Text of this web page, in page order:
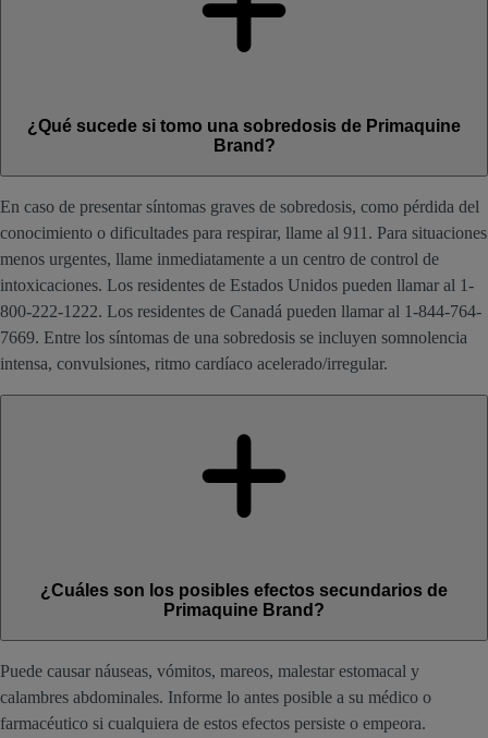
¿Qué sucede si tomo una sobredosis de Primaquine
Brand?
En caso de presentar síntomas graves de sobredosis, como pérdida del
conocimiento o dificultades para respirar, llame al 911. Para situaciones
menos urgentes, llame inmediatamente a un centro de control de
intoxicaciones. Los residentes de Estados Unidos pueden llamar al 1-
800-222-1222. Los residentes de Canadá pueden llamar al 1-844-764-
7669. Entre los síntomas de una sobredosis se incluyen somnolencia
intensa, convulsiones, ritmo cardíaco acelerado/irregular.
¿Cuáles son los posibles efectos secundarios de
Primaquine Brand?
Puede causar náuseas, vómitos, mareos, malestar estomacal y
calambres abdominales. Informe lo antes posible a su médico o
farmacéutico si cualquiera de estos efectos persiste o empeora.